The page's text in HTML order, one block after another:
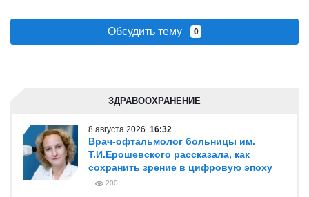
Обсудить тему 0
ЗДРАВООХРАНЕНИЕ
8 августа 2026 16:32
Врач-офтальмолог больницы им.
Т.И.Ерошевского рассказала, как
сохранить зрение в цифровую эпоху
200